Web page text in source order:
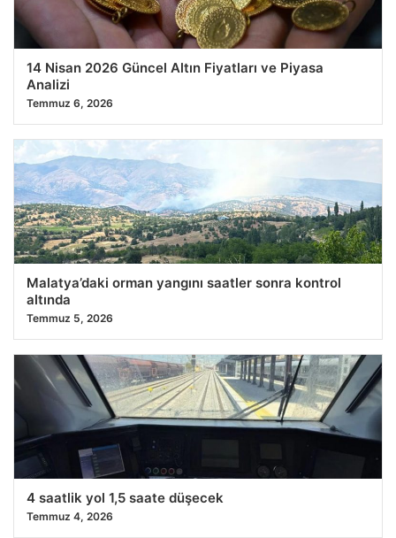
14 Nisan 2026 Güncel Altın Fiyatları ve Piyasa
Analizi
Temmuz 6, 2026
Malatya’daki orman yangını saatler sonra kontrol
altında
Temmuz 5, 2026
4 saatlik yol 1,5 saate düşecek
Temmuz 4, 2026